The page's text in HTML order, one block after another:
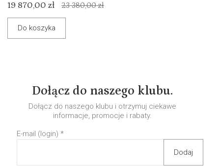
19 870,00 zł 23 380,00 zł
Do koszyka
Dołącz do naszego klubu.
Dołącz do naszego klubu i otrzymuj ciekawe
informacje, promocje i rabaty.
E-mail (login) *